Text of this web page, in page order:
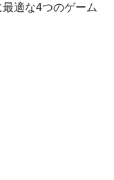
適な4つのゲーム